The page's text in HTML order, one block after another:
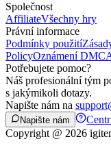
Společnost
AffiliateVšechny hry
Právní informace
Podmínky použití
PolicyOznámení
Potřebujete pomoc?
Náš profesionální tým
s jakýmikoli dotazy.
Napište nám na
Napište nám
Copyright @ 2026